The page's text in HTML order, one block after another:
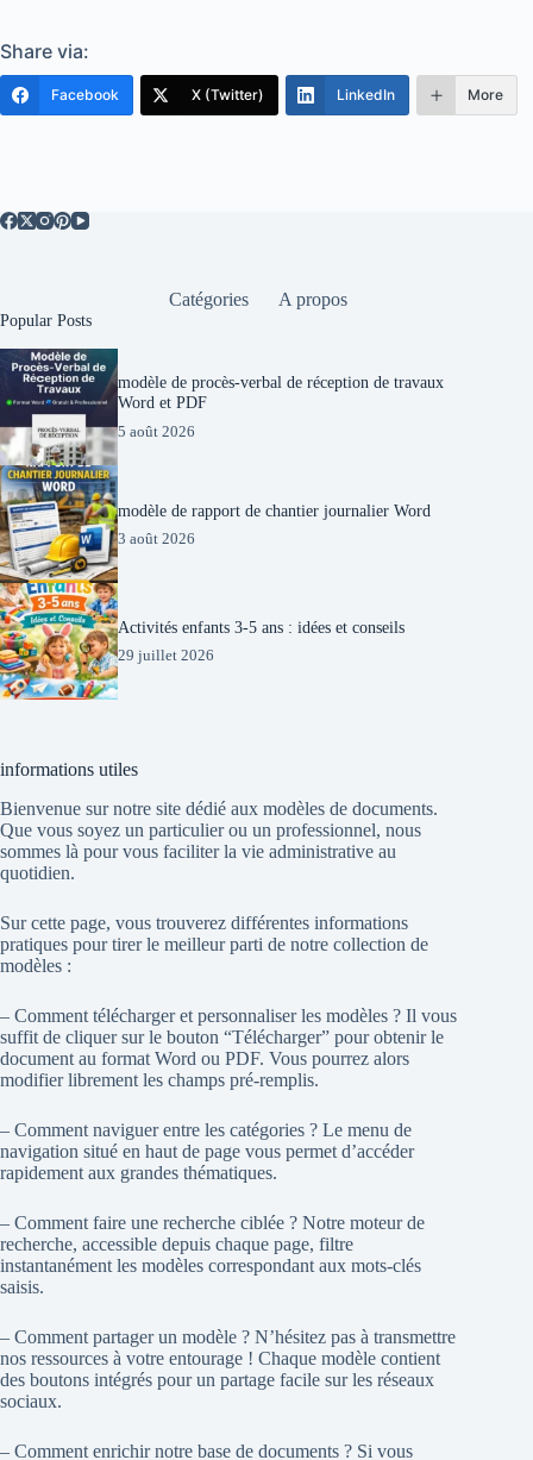
Share via:
Facebook X (Twitter) LinkedIn More
Catégories A propos
Popular Posts
modèle de procès-verbal de réception de travaux
Word et PDF
5 août 2026
modèle de rapport de chantier journalier Word
3 août 2026
Activités enfants 3-5 ans : idées et conseils
29 juillet 2026
informations utiles
Bienvenue sur notre site dédié aux modèles de documents.
Que vous soyez un particulier ou un professionnel, nous
sommes là pour vous faciliter la vie administrative au
quotidien.
Sur cette page, vous trouverez différentes informations
pratiques pour tirer le meilleur parti de notre collection de
modèles :
– Comment télécharger et personnaliser les modèles ? Il vous
suffit de cliquer sur le bouton “Télécharger” pour obtenir le
document au format Word ou PDF. Vous pourrez alors
modifier librement les champs pré-remplis.
– Comment naviguer entre les catégories ? Le menu de
navigation situé en haut de page vous permet d’accéder
rapidement aux grandes thématiques.
– Comment faire une recherche ciblée ? Notre moteur de
recherche, accessible depuis chaque page, filtre
instantanément les modèles correspondant aux mots-clés
saisis.
– Comment partager un modèle ? N’hésitez pas à transmettre
nos ressources à votre entourage ! Chaque modèle contient
des boutons intégrés pour un partage facile sur les réseaux
sociaux.
– Comment enrichir notre base de documents ? Si vous